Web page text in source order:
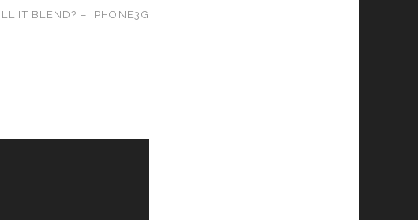
IT BLEND? – IPHONE3G